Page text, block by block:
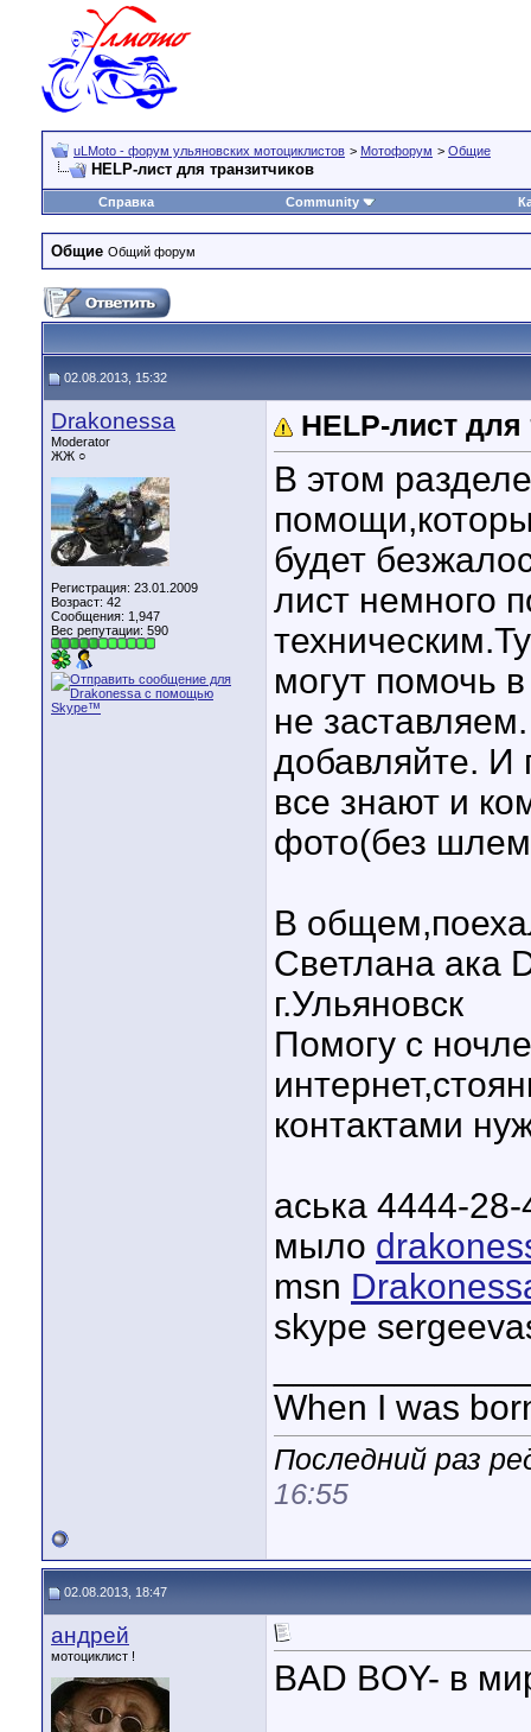
uLMoto - форум ульяновских мотоциклистов > Мотофорум > Общие
HELP-лист для транзитчиков
Справка Community
Общие Общий форум
02.08.2013, 15:32
Drakonessa
Moderator
ЖЖ ○
Регистрация: 23.01.2009
Возраст: 42
Сообщения: 1,947
Вес репутации: 590
HELP-лист для
В этом
будет
лист немного
могут помочь
не
добавляйте. И
все знают и
фото(без
В
Светлана ака
г.Ульяновск
Помогу с
контактами
аська 4444-
мыло
msn
skype
When I was
Последний раз
16:55
02.08.2013, 18:47
андрей
мотоциклист !
BAD BOY- в